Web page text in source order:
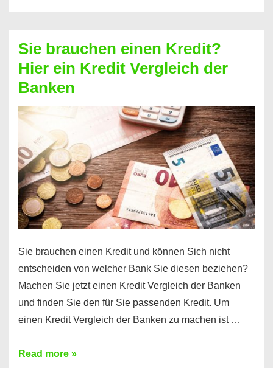
Summe
Geld?
Hier
einen
10000
Euro
Kredit
finden
Sie brauchen einen Kredit?
Hier ein Kredit Vergleich der
Banken
Sie brauchen einen Kredit und können Sich nicht
entscheiden von welcher Bank Sie diesen beziehen?
Machen Sie jetzt einen Kredit Vergleich der Banken
und finden Sie den für Sie passenden Kredit. Um
einen Kredit Vergleich der Banken zu machen ist …
Sie
Read more »